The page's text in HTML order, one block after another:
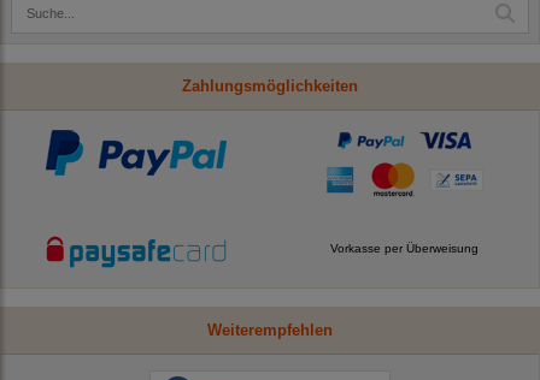
Zahlungsmöglichkeiten
Vorkasse per Überweisung
Weiterempfehlen